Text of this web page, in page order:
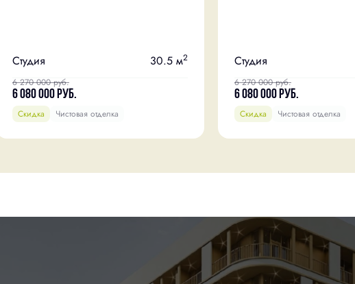
Студия 30.5 м2
6 270 000руб.
6 080 000руб.
Скидка Чистовая отделка
Студия
6 270 000руб.
6 080 000руб.
Скидка Чистовая отделка